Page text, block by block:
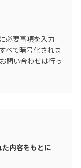
必要事項を入力
べて暗号化されま
問い合わせは行っ
内容をもとに